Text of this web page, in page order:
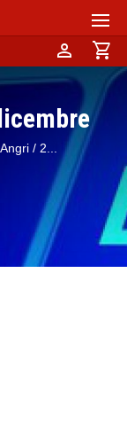
person shopping_cart
/ 2...